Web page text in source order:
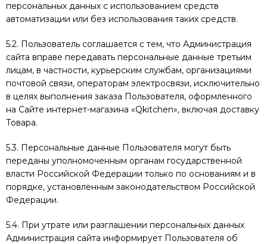
персональных данных с использованием средств
автоматизации или без использования таких средств.
5.2. Пользователь соглашается с тем, что Администрация
сайта вправе передавать персональные данные третьим
лицам, в частности, курьерским службам, организациями
почтовой связи, операторам электросвязи, исключительно
в целях выполнения заказа Пользователя, оформленного
на Сайте интернет-магазина «Qkitchen», включая доставку
Товара.
5.3. Персональные данные Пользователя могут быть
переданы уполномоченным органам государственной
власти Российской Федерации только по основаниям и в
порядке, установленным законодательством Российской
Федерации.
5.4. При утрате или разглашении персональных данных
Администрация сайта информирует Пользователя об